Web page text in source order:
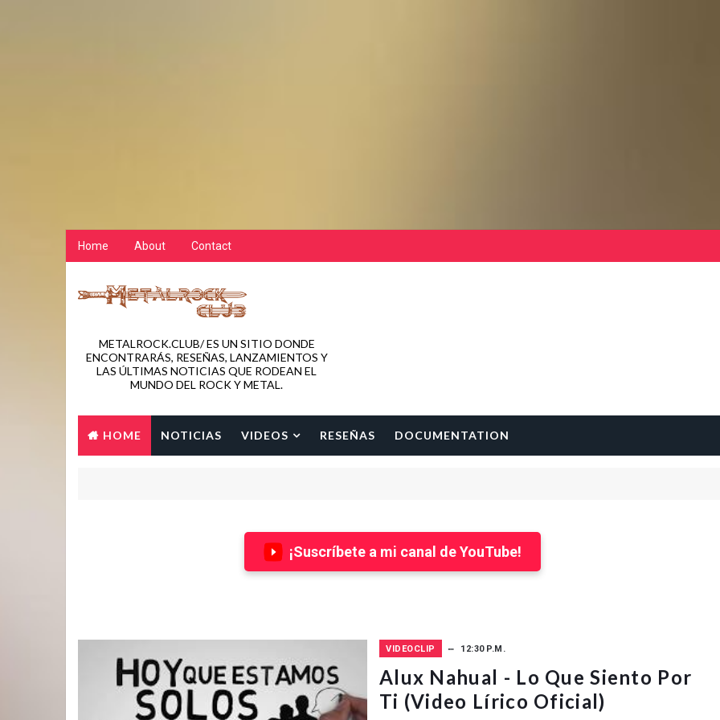
Home About Contact
METALROCK.CLUB/ ES UN SITIO DONDE
ENCONTRARÁS, RESEÑAS, LANZAMIENTOS Y
LAS ÚLTIMAS NOTICIAS QUE RODEAN EL
MUNDO DEL ROCK Y METAL.
HOME NOTICIAS VIDEOS RESEÑAS DOCUMENTATION
¡Suscríbete a mi canal de YouTube!
VIDEOCLIP 12:30 P.M.
Alux Nahual - Lo Que Siento Por
Ti (Video Lírico Oficial)